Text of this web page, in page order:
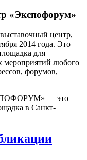
«Экспофорум»
центр,
2014 года. Это
для
мероприятий любого
форумов,
— это
в Санкт-